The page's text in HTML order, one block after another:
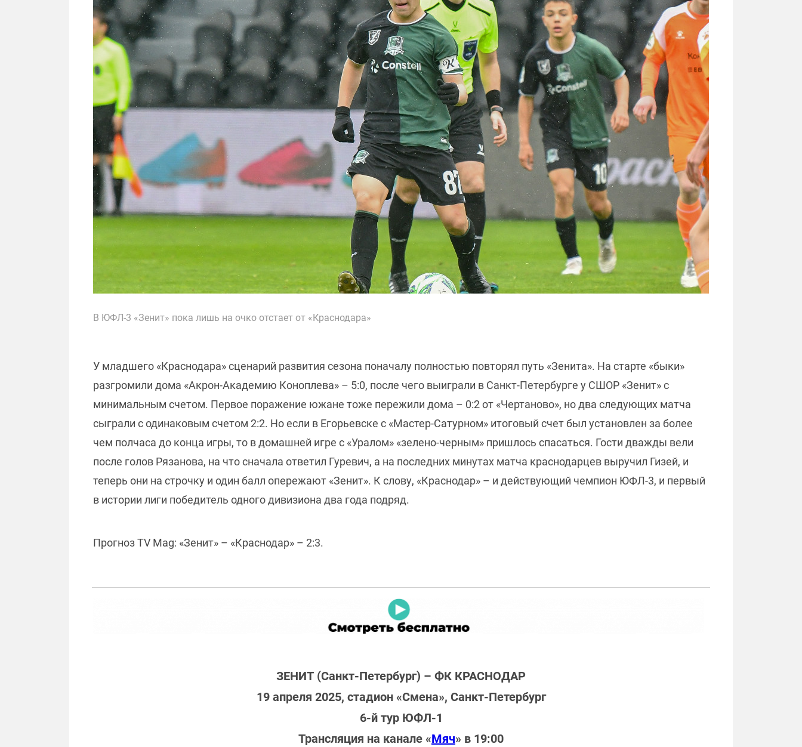
В ЮФЛ-3 «Зенит» пока лишь на очко отстает от «Краснодара»
У младшего «Краснодара» сценарий развития сезона поначалу полностью повторял путь «Зенита». На старте «быки»
разгромили дома «Акрон-Академию Коноплева» – 5:0, после чего выиграли в Санкт-Петербурге у СШОР «Зенит» с
минимальным счетом. Первое поражение южане тоже пережили дома – 0:2 от «Чертаново», но два следующих матча
сыграли с одинаковым счетом 2:2. Но если в Егорьевске с «Мастер-Сатурном» итоговый счет был установлен за более
чем полчаса до конца игры, то в домашней игре с «Уралом» «зелено-черным» пришлось спасаться. Гости дважды вели
после голов Рязанова, на что сначала ответил Гуревич, а на последних минутах матча краснодарцев выручил Гизей, и
теперь они на строчку и один балл опережают «Зенит». К слову, «Краснодар» – и действующий чемпион ЮФЛ-3, и первый
в истории лиги победитель одного дивизиона два года подряд.
Прогноз TV Mag: «Зенит» – «Краснодар» – 2:3.
ЗЕНИТ (Санкт-Петербург) – ФК КРАСНОДАР
19 апреля 2025, стадион «Смена», Санкт-Петербург
6-й тур ЮФЛ-1
Трансляция на канале «Мяч» в 19:00